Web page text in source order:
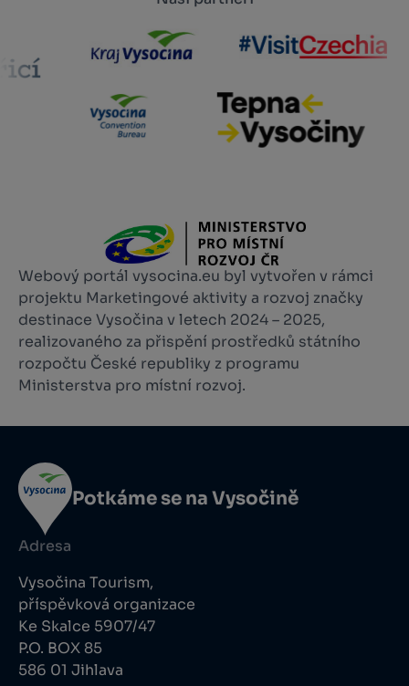
Webový portál vysocina.eu byl vytvořen v rámci
projektu Marketingové aktivity a rozvoj značky
destinace Vysočina v letech 2024 – 2025,
realizovaného za přispění prostředků státního
rozpočtu České republiky z programu
Ministerstva pro místní rozvoj.
Potkáme se na Vysočině
Adresa
Vysočina Tourism,
příspěvková organizace
Ke Skalce 5907/47
P.O. BOX 85
586 01 Jihlava